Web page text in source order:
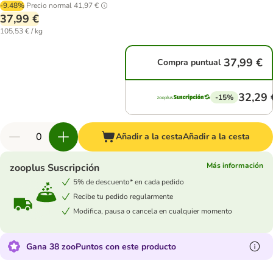
-9.48% Precio normal41,97 €
37,99 €
105,53 € / kg
Compra puntual 37,99 €
-15% 32,29
Añadir a la cestaAñadir a la cesta
zooplus Suscripción
Más información
5% de descuento* en cada pedido
Recibe tu pedido regularmente
Modifica, pausa o cancela en cualquier momento
Gana 38 zooPuntos con este producto